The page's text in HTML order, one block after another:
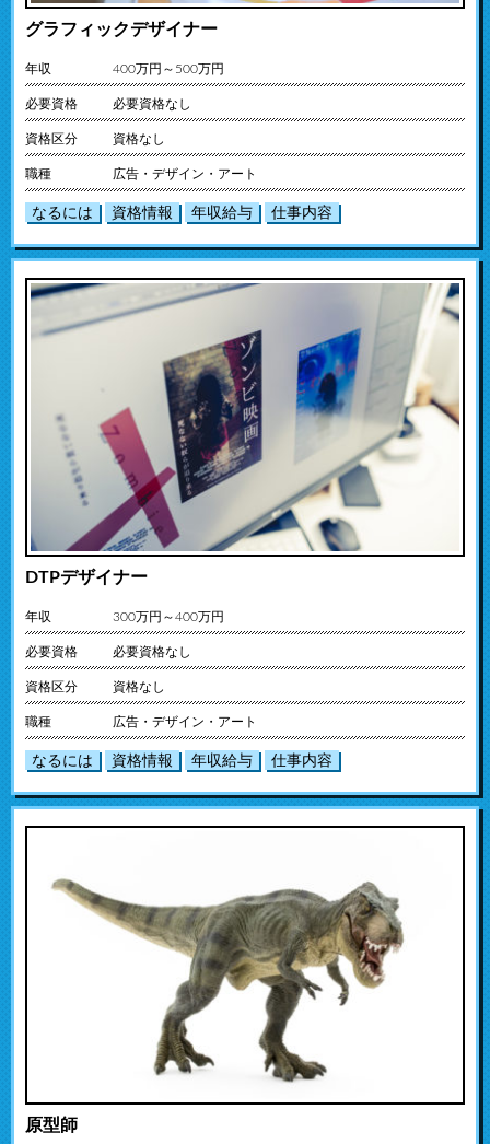
グラフィックデザイナー
年収 400万円～500万円
必要資格 必要資格なし
資格区分 資格なし
職種 広告・デザイン・アート
なるには 資格情報 年収給与 仕事内容
DTPデザイナー
年収 300万円～400万円
必要資格 必要資格なし
資格区分 資格なし
職種 広告・デザイン・アート
なるには 資格情報 年収給与 仕事内容
原型師